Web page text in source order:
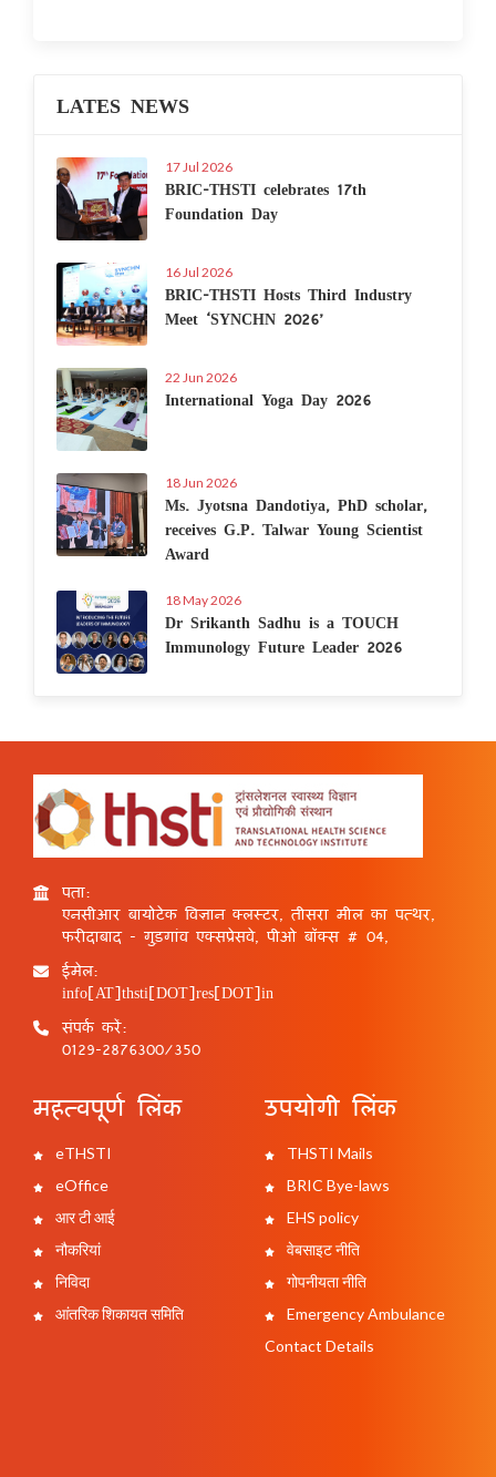
LATES NEWS
17 Jul 2026
BRIC-THSTI celebrates 17th
Foundation Day
16 Jul 2026
BRIC-THSTI Hosts Third Industry
Meet ‘SYNCHN 2026’
22 Jun 2026
International Yoga Day 2026
18 Jun 2026
Ms. Jyotsna Dandotiya, PhD scholar,
receives G.P. Talwar Young Scientist
Award
18 May 2026
Dr Srikanth Sadhu is a TOUCH
Immunology Future Leader 2026
पता:
एनसीआर बायोटेक विज्ञान क्लस्टर, तीसरा मील का पत्थर,
फरीदाबाद - गुड़गांव एक्सप्रेसवे, पीओ बॉक्स # 04,
ईमेल:
info[AT]thsti[DOT]res[DOT]in
संपर्क करें:
0129-2876300/350
महत्वपूर्ण लिंक
eTHSTI
eOffice
आर टी आई
नौकरियां
निविदा
आंतरिक शिकायत समिति
उपयोगी लिंक
THSTI Mails
BRIC Bye-laws
EHS policy
वेबसाइट नीति
गोपनीयता नीति
Emergency Ambulance
Contact Details